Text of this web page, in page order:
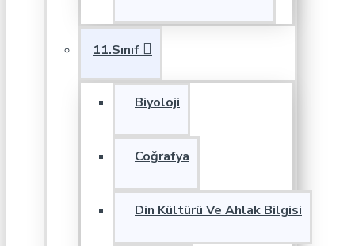
11.Sınıf
Biyoloji
Coğrafya
Din Kültürü Ve Ahlak Bilgisi